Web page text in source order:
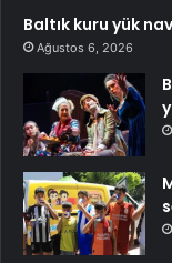
Baltık kuru yük
Ağustos 6, 2026